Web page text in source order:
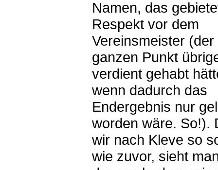
Namen, das
Respekt vor dem
Vereinsmeister (der
ganzen Punkt
verdient gehabt
wenn dadurch das
Endergebnis nur
worden wäre. So!).
wir nach Kleve so
wie zuvor, sieht